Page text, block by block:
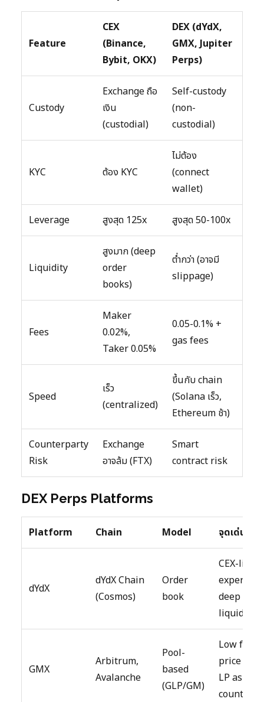
Feature
CEX
(Binance,
Bybit, OKX)
DEX (dYdX,
GMX, Jupiter
Perps)
Custody
Exchange ถือ
เงิน
(custodial)
Self-custody
(non-
custodial)
KYC ต้อง KYC
ไม่ต้อง
(connect
wallet)
Leverage สูงสุด 125x สูงสุด 50-100x
Liquidity
สูงมาก (deep
order
books)
ต่ำกว่า (อาจมี
slippage)
Fees
Maker
0.02%,
Taker 0.05%
0.05-0.1% +
gas fees
Speed
เร็ว
(centralized)
ขึ้นกับ chain
(Solana เร็ว,
Ethereum ช้า)
Counterparty
Risk
Exchange
อาจล้ม (FTX)
Smart
contract risk
DEX Perps Platforms
Platform Chain Model จุดเด่น
dYdX
dYdX Chain
(Cosmos)
Order
book
CEX-like
deep
liquidity
GMX
Arbitrum,
Avalanche
Pool-
based
(GLP/GM)
Low fees,
price
LP as